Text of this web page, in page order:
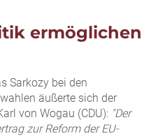
ermöglichen
Sarkozy bei den
äußerte sich der
von Wogau (CDU): "Der
zur Reform der EU-